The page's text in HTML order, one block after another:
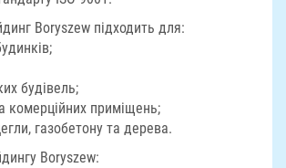
Boryszew підходить для:
будівель;
комерційних приміщень;
газобетону та дерева.
Boryszew: